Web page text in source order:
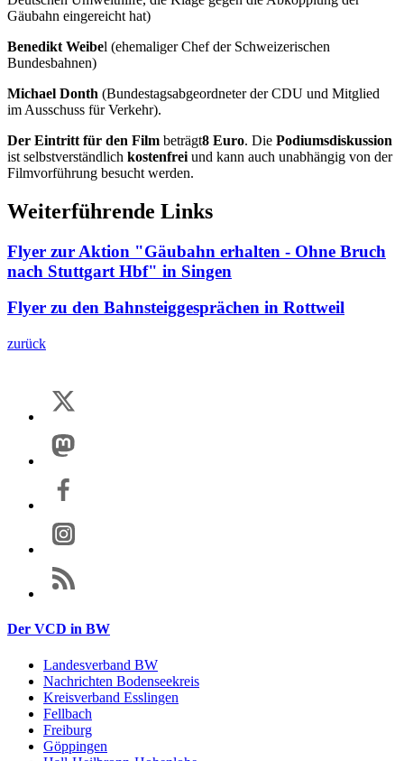
Gäubahn eingereicht hat)
Benedikt Weibel (ehemaliger Chef der Schweizerischen
Bundesbahnen)
Michael Donth (Bundestagsabgeordneter der CDU und Mitglied
im Ausschuss für Verkehr).
Der Eintritt für den Film beträgt8 Euro. Die Podiumsdiskussion
ist selbstverständlich kostenfrei und kann auch unabhängig von der
Filmvorführung besucht werden.
Weiterführende Links
Flyer zur Aktion "Gäubahn erhalten - Ohne Bruch
nach Stuttgart Hbf" in Singen
Flyer zu den Bahnsteiggesprächen in Rottweil
zurück
Der VCD in BW
Landesverband BW
Nachrichten Bodenseekreis
Kreisverband Esslingen
Fellbach
Freiburg
Göppingen